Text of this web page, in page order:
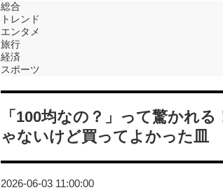
総合
トレンド
エンタメ
旅行
経済
スポーツ
「100均なの？」って驚かれ
ゃないけど買ってよかった皿
2026-06-03 11:00:00